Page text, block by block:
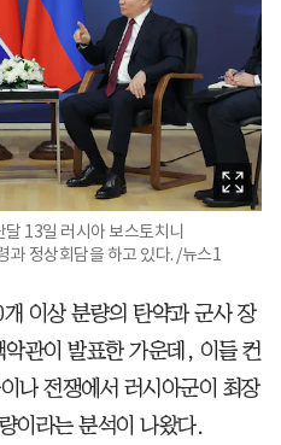
13일 러시아 보스토치니
과 정상회담을 하고 있다. /뉴스1
이상 분량의 탄약과 군사 장
관이 발표한 가운데, 이들 컨
나 전쟁에서 러시아군이 최장
이라는 분석이 나왔다.